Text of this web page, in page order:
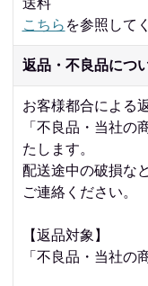
送料
こちら を参照して
返品・不良品につ
お客様都合による
「不良品・当社の
たします。
配送途中の破損な
ご連絡ください。
【返品対象】
「不良品・当社の